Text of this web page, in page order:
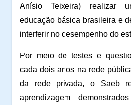
Anísio Teixeira) realizar
educação básica brasileira e
interferir no desempenho do
Por meio de testes e
cada dois anos na rede
da rede privada, o Saeb
aprendizagem